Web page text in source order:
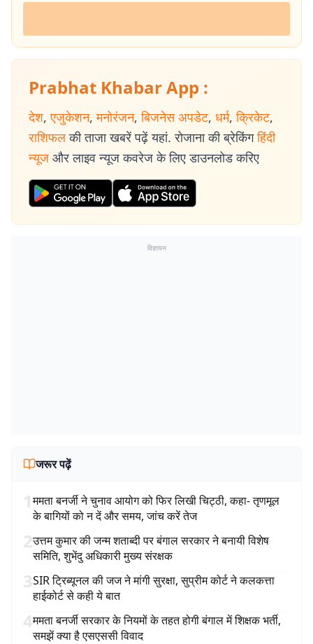
Prabhat Khabar App :
देश, एजुकेशन, मनोरंजन, बिजनेस अपडेट, धर्म, क्रिकेट,
राशिफल की ताजा खबरें पढ़ें यहां. रोजाना की ब्रेकिंग हिंदी
न्यूज और लाइव न्यूज कवरेज के लिए डाउनलोड करिए
विज्ञापन
जरूर पढ़ें
1ममता बनर्जी ने चुनाव आयोग को फिर लिखी चिट्ठी, कहा- तृणमूल
के बागियों को न दें और समय, जांच करें तेज
2उत्तम कुमार की जन्म शताब्दी पर बंगाल सरकार ने बनायी विशेष
समिति, शुभेंदु अधिकारी मुख्य संरक्षक
3SIR ट्रिब्यूनल की जज ने मांगी सुरक्षा, सुप्रीम कोर्ट ने कलकत्ता
हाईकोर्ट से कही ये बात
4ममता बनर्जी सरकार के नियमों के तहत होगी बंगाल में शिक्षक भर्ती,
समझें क्या है एसएससी विवाद